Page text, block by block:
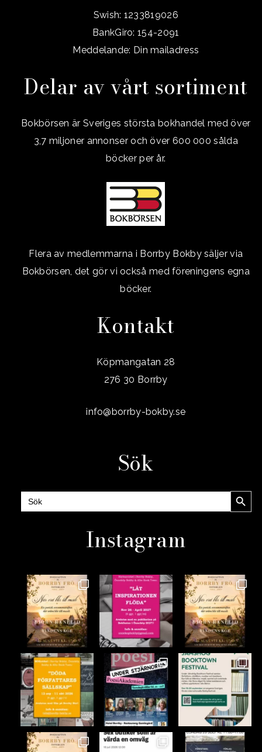
Swish: 1233819026
BankGiro: 154-2091
Meddelande: Din mailadress
Delar av vårt sortiment
Bokbörsen är Sveriges största bokhandel med över
3,7 miljoner annonser och över 600 000 sålda
böcker per år.
Flera av medlemmarna i Borrby Bokby säljer via
Bokbörsen, det gör vi också med föreningens egna
böcker.
Kontakt
Köpmangatan 28
276 30 Borrby
info@borrby-bokby.se
Sök
Sök
efter:
Instagram